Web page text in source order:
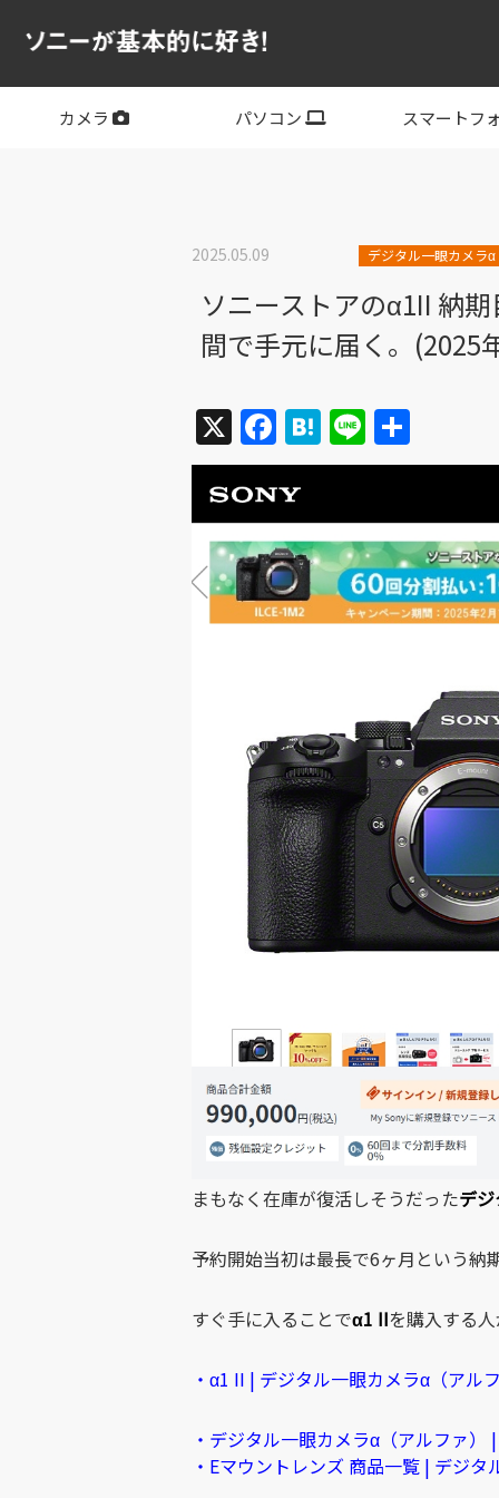
カメラ パソコン スマートフ
2025.05.09 デジタル一眼カメラα
ソニーストアのα1II 納
間で手元に届く。(2025
X Facebook
Hatena
Line
有
まもなく在庫が復活しそうだったデ
予約開始当初は最長で6ヶ月という納
すぐ手に入ることでα1 IIを購入する人
・α1 II | デジタル一眼カメラα（アル
・デジタル一眼カメラα（アルファ）
・Eマウントレンズ 商品一覧 | デジ